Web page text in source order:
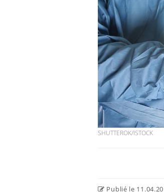
SHUTTEROK/ISTOCK
Publié le